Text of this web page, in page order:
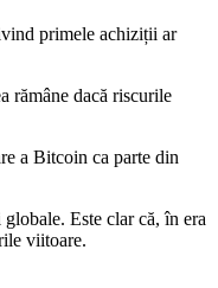
primele achiziții ar
rămâne dacă riscurile
a Bitcoin ca parte din
Este clar că, în era
viitoare.